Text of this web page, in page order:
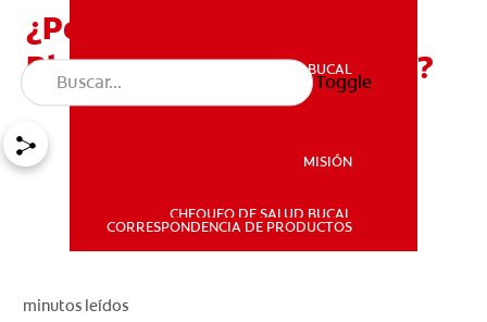
SALUD BUCAL
SALUD BUCAL
MISIÓN
CHEQUEO DE SALUD BUCAL
CORRESPONDENCIA DE PRODUCTOS
Toggle
¿Por Qué Debo
Blanquearme Los Dientes?
minutos leídos